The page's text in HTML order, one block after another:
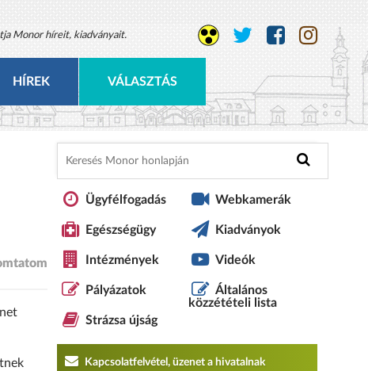
Monor híreit, kiadványait.
HÍREK VÁLASZTÁS
Ügyfélfogadás
Egészségügy
Intézmények
Pályázatok
Strázsa újság
Webkamerák
Kiadványok
Videók
Általános
közzétételi lista
Kapcsolatfelvétel, üzenet a hivatalnak